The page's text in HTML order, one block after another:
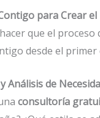
para Crear el
que el proceso
desde el
Análisis de
consultoría